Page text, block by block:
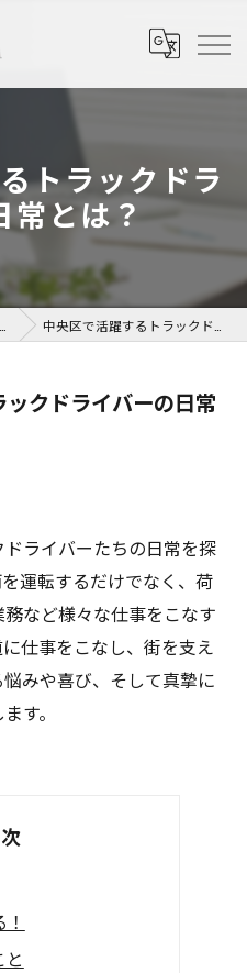
トラックドラ
常とは？
中央区で活躍するトラックドライバーの日常とは？
クドライバーの日常
ライバーたちの日常を探
運転するだけでなく、荷
など様々な仕事をこなす
仕事をこなし、街を支え
みや喜び、そして真摯に
す。